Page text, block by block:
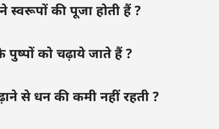
स्वरूपों की पूजा होती हैं ?
को चढ़ाये जाते हैं ?
से धन की कमी नहीं रहती ?